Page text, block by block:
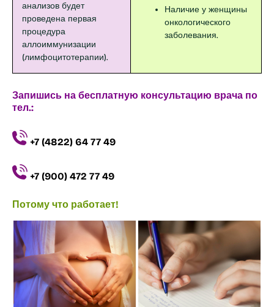
анализов будет
проведена первая
процедура
аллоиммунизации
(лимфоцитотерапии).
Наличие у женщины
онкологического
заболевания.
Запишись на бесплатную консультацию врача по
тел.:
+7 (4822) 64 77 49
+7 (900) 472 77 49
Потому что работает!